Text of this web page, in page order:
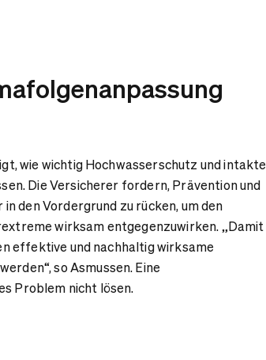
wie wichtig Hochwasserschutz und intakte
Die Versicherer fordern, Prävention und
den Vordergrund zu rücken, um den
wirksam entgegenzuwirken. „Damit
effektive und nachhaltig wirksame
so Asmussen. Eine
Problem nicht lösen.